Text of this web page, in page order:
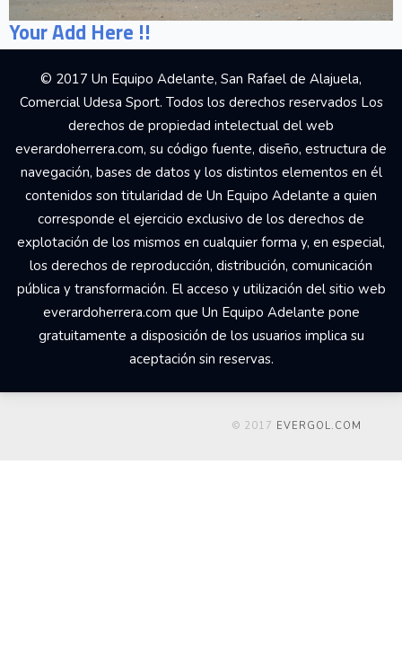
Your Add Here !!
© 2017 Un Equipo Adelante, San Rafael de Alajuela,
Comercial Udesa Sport. Todos los derechos reservados Los
derechos de propiedad intelectual del web
everardoherrera.com, su código fuente, diseño, estructura de
navegación, bases de datos y los distintos elementos en él
contenidos son titularidad de Un Equipo Adelante a quien
corresponde el ejercicio exclusivo de los derechos de
explotación de los mismos en cualquier forma y, en especial,
los derechos de reproducción, distribución, comunicación
pública y transformación. El acceso y utilización del sitio web
everardoherrera.com que Un Equipo Adelante pone
gratuitamente a disposición de los usuarios implica su
aceptación sin reservas.
© 2017 EVERGOL.COM